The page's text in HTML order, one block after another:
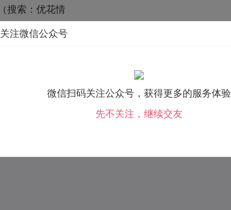
关注微信公众号
微信扫码关注公众号，获得更多的服务体验
先不关注，继续交友